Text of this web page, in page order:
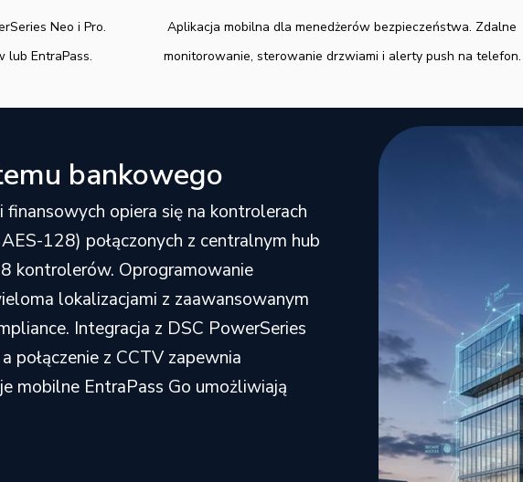
Neo i Pro.
lub EntraPass.
Aplikacja mobilna dla menedżerów bezpieczeństwa. Zdalne
monitorowanie, sterowanie drzwiami i alerty push na telefon.
bankowego
opiera się na kontrolerach
128) połączonych z centralnym hub
kontrolerów. Oprogramowanie
lokalizacjami z zaawansowanym
Integracja z DSC PowerSeries
połączenie z CCTV zapewnia
mobilne EntraPass Go umożliwiają